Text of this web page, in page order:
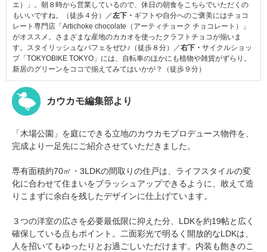
エ）」。朝８時から営業しているので、休日の朝食をこちらでいただくの
もいいですね。（徒歩４分）／左下・ ギフトや自分へのご褒美にはチョコ
レート専門店「Artichoke chocolate（アーティチョーク チョコレート）」
がオススメ。さまざまな産地のカカオを使ったクラフトチョコが揃いま
す。スタイリッシュなパフェをぜひ♪（徒歩８分）／右下・ サイクルショッ
プ「TOKYOBIKE TOKYO」には、自転車のほかにも植物や雑貨がずらり。
新居のグリーンをココで揃えてみてはいかが？（徒歩９分）
カウカモ編集部より
「木場公園」を庭にできる立地のカウカモプロデュース物件を、
完成より一足先にご紹介させていただきました。
専有面積約70㎡・3LDKの間取りの住戸は、ライフスタイルの変
化に合わせて住まいをブラッシュアップできるように、敢えて造
りこまずに余白を残したデザインに仕上げています。
３つの洋室の広さを必要最低限に抑えた分、LDKを約19帖と広く
確保している点もポイント。二面彩光で明るく開放的なLDKは、
人を招いてもゆったりとお過ごしいただけます。内装も飽きのこ